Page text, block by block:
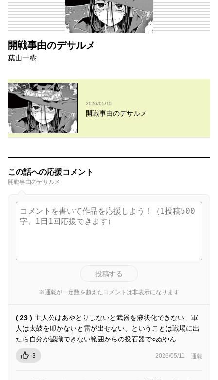
開戦事由のデサルメ
葉山一樹
2026/05/10
開戦事由のデサルメ
この話への応援コメント
開戦事由のデサルメ
投稿する
※通報が一定数を超えたコメントは非表示になります
( 23 ) 主人公はあやとりしないと武器を液状化できない、軍
人は太鼓を叩かないと雷が出せない、ということは戦場に出
たら自分が認識できない範囲からの投石器で○ぬやん
3 2026/05/11 通報